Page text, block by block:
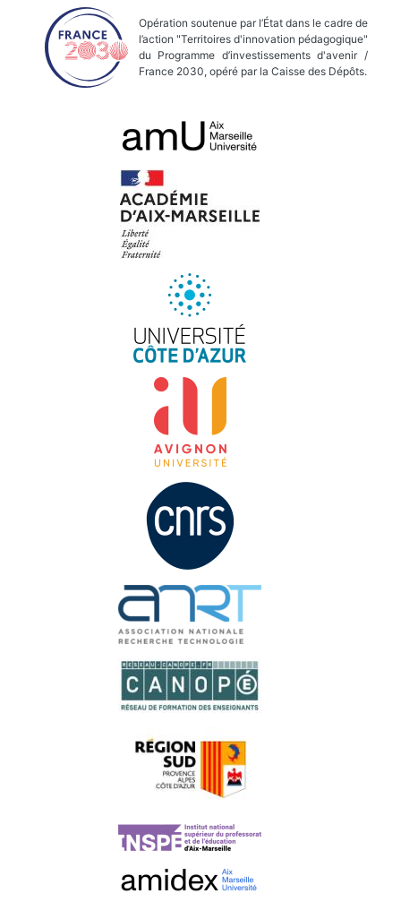
Opération soutenue par l’État dans le cadre de
l’action "Territoires d'innovation pédagogique"
du Programme d’investissements d'avenir /
France 2030, opéré par la Caisse des Dépôts.